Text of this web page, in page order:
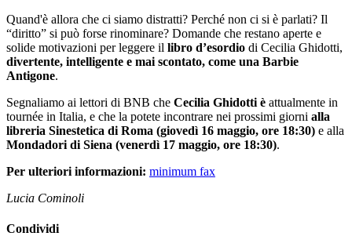
Quand'è allora che ci siamo distratti? Perché non ci si è parlati? Il
“diritto” si può forse rinominare? Domande che restano aperte e
solide motivazioni per leggere il libro d’esordio di Cecilia Ghidotti,
divertente, intelligente e mai scontato, come una Barbie
Antigone.
Segnaliamo ai lettori di BNB che Cecilia Ghidotti è attualmente in
tournée in Italia, e che la potete incontrare nei prossimi giorni alla
libreria Sinestetica di Roma (giovedì 16 maggio, ore 18:30) e alla
Mondadori di Siena (venerdì 17 maggio, ore 18:30).
Per ulteriori informazioni: minimum fax
Lucia Cominoli
Condividi